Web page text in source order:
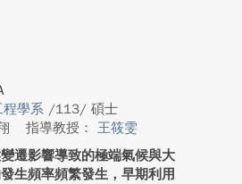
程學系 /113/ 碩士
指導教授： 王筱雯
遷影響導致的極端氣候與大
生頻率頻繁發生，早期利用